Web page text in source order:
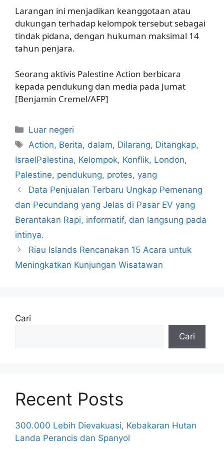
Larangan ini menjadikan keanggotaan atau
dukungan terhadap kelompok tersebut sebagai
tindak pidana, dengan hukuman maksimal 14
tahun penjara.
Seorang aktivis Palestine Action berbicara
kepada pendukung dan media pada Jumat
[Benjamin Cremel/AFP]
Kategori
Luar negeri
Tag
Action, Berita, dalam, Dilarang, Ditangkap,
IsraelPalestina, Kelompok, Konflik, London,
Palestine, pendukung, protes, yang
Data Penjualan Terbaru Ungkap Pemenang
dan Pecundang yang Jelas di Pasar EV yang
Berantakan Rapi, informatif, dan langsung pada
intinya.
Riau Islands Rencanakan 15 Acara untuk
Meningkatkan Kunjungan Wisatawan
Cari
Cari
Recent Posts
300.000 Lebih Dievakuasi, Kebakaran Hutan
Landa Perancis dan Spanyol